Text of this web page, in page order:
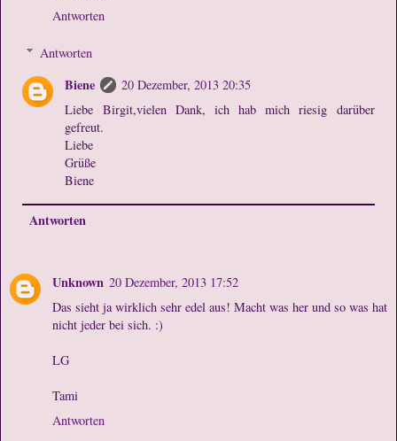
Antworten
Antworten
Biene
20 Dezember, 2013 20:35
Liebe Birgit,vielen Dank, ich hab mich riesig darüber
gefreut.
Liebe
Grüße
Biene
Antworten
Unknown 20 Dezember, 2013 17:52
Das sieht ja wirklich sehr edel aus! Macht was her und so was hat
nicht jeder bei sich. :)
LG
Tami
Antworten